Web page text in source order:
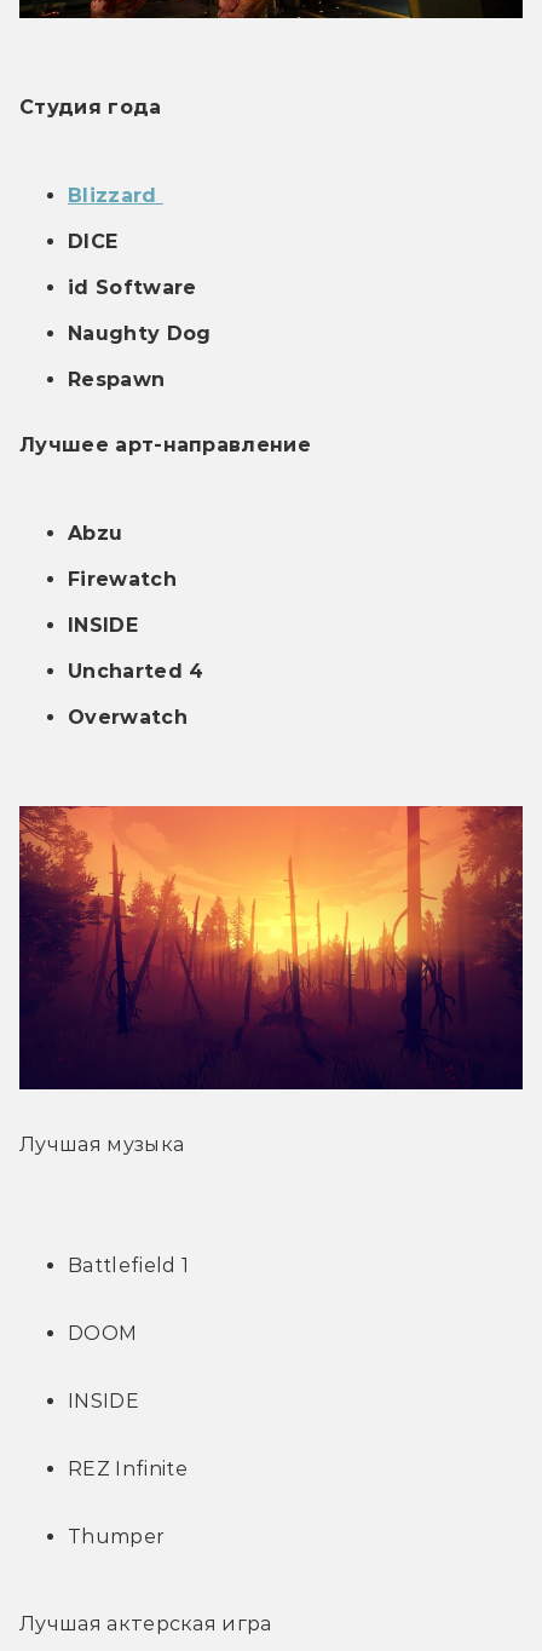
Студия года
Blizzard
DICE
id Software
Naughty Dog
Respawn
Лучшее арт-направление
Abzu
Firewatch
INSIDE
Uncharted 4
Overwatch
Лучшая музыка
Battlefield 1
DOOM
INSIDE
REZ Infinite
Thumper
Лучшая актерская игра